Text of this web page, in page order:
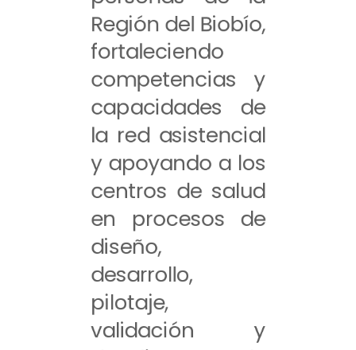
Región del Biobío,
fortaleciendo
competencias y
capacidades de
la red asistencial
y apoyando a los
centros de salud
en procesos de
diseño,
desarrollo,
pilotaje,
validación y